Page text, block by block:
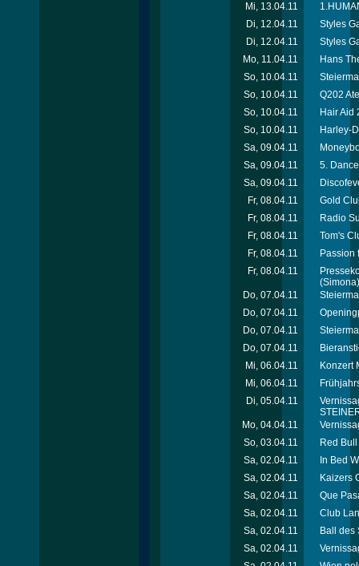
Mi, 13.04.11
Di, 12.04.11
Styles
Di, 12.04.11
Styles
Mo, 11.04.11
Hans
So, 10.04.11
So, 10.04.11
Q202
So, 10.04.11
Hair Aid
So, 10.04.11
Harley-
Sa, 09.04.11
Sa, 09.04.11
5.
Sa, 09.04.11
Fr, 08.04.11
Gold
Fr, 08.04.11
Radio
Fr, 08.04.11
Tom's
Fr, 08.04.11
Passion
Fr, 08.04.11
(Simona)
Do, 07.04.11
Do, 07.04.11
Do, 07.04.11
Do, 07.04.11
Mi, 06.04.11
Konzert
Mi, 06.04.11
Di, 05.04.11
Mo, 04.04.11
So, 03.04.11
Red
Sa, 02.04.11
In Bed
Sa, 02.04.11
Kaizers
Sa, 02.04.11
Que
Sa, 02.04.11
Club
Sa, 02.04.11
Ball des
Sa, 02.04.11